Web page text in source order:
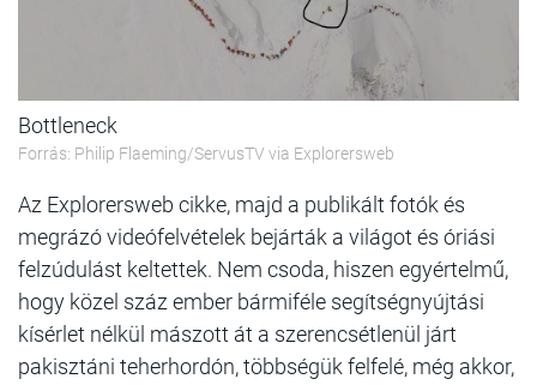
Bottleneck
Forrás: Philip Flaeming/ServusTV via Explorersweb
Az Explorersweb cikke, majd a publikált fotók és
megrázó videófelvételek bejárták a világot és óriási
felzúdulást keltettek. Nem csoda, hiszen egyértelmű,
hogy közel száz ember bármiféle segítségnyújtási
kísérlet nélkül mászott át a szerencsétlenül járt
pakisztáni teherhordón, többségük felfelé, még akkor,